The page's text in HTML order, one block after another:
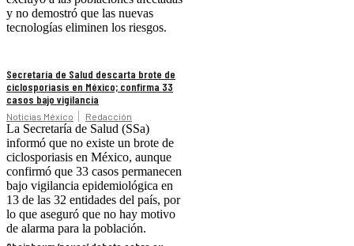
y no demostró que las nuevas
tecnologías eliminen los riesgos.
Secretaría de Salud descarta brote de
ciclosporiasis en México; confirma 33
casos bajo vigilancia
Noticias México Redacción
La Secretaría de Salud (SSa)
informó que no existe un brote de
ciclosporiasis en México, aunque
confirmó que 33 casos permanecen
bajo vigilancia epidemiológica en
13 de las 32 entidades del país, por
lo que aseguró que no hay motivo
de alarma para la población.